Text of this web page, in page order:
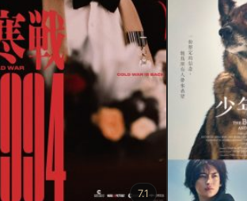
7.1